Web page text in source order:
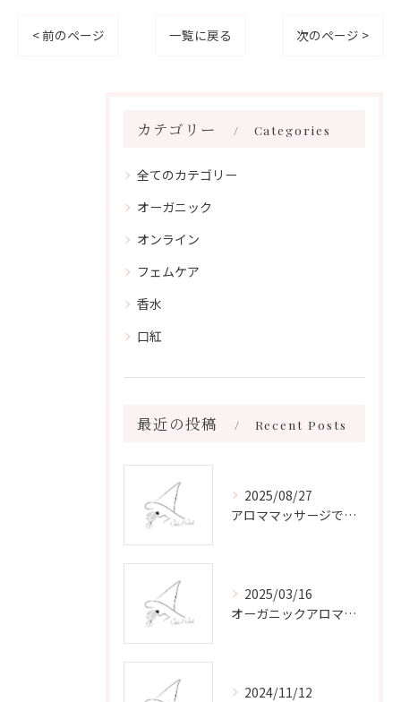
< 前のページ 一覧に戻る 次のページ >
カテゴリー Categories
全てのカテゴリー
オーガニック
オンライン
フェムケア
香水
口紅
最近の投稿 Recent Posts
2025/08/27
アロママッサージで叶える心身リラックスと健康維持の新習慣ガイド
2025/03/16
オーガニックアロマで心と体を癒す
2024/11/12